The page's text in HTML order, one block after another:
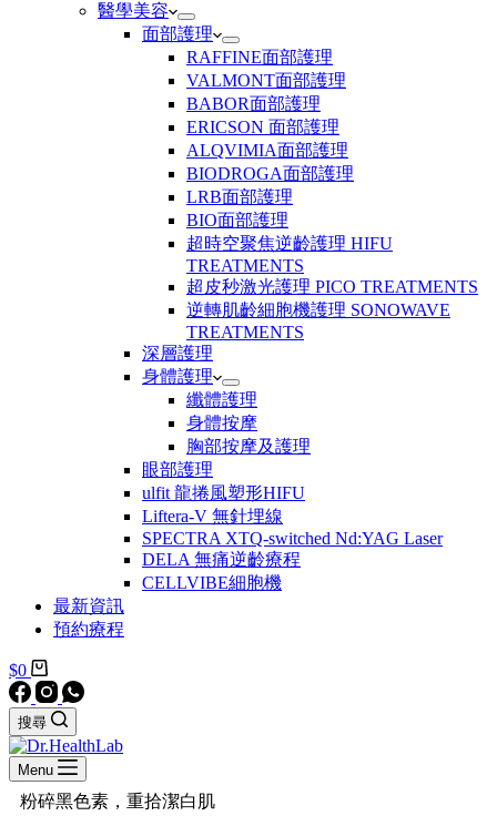
醫學美容
面部護理
RAFFINE面部護理
VALMONT面部護理
BABOR面部護理
ERICSON ⾯部護理
ALQVIMIA面部護理
BIODROGA面部護理
LRB面部護理
BIO⾯部護理
超時空聚焦逆齡護理 HIFU
TREATMENTS
超⽪秒激光護理 PICO TREATMENTS
逆轉肌齡細胞機護理 SONOWAVE
TREATMENTS
深層護理
身體護理
纖體護理
身體按摩
胸部按摩及護理
眼部護理
ulfit 龍捲風塑形HIFU
Liftera-V 無針埋線
SPECTRA XTQ-switched Nd:YAG Laser
DELA 無痛逆齡療程
CELLVIBE細胞機
最新資訊
預約療程
$0
搜尋
Menu
粉碎黑色素，重拾潔白肌